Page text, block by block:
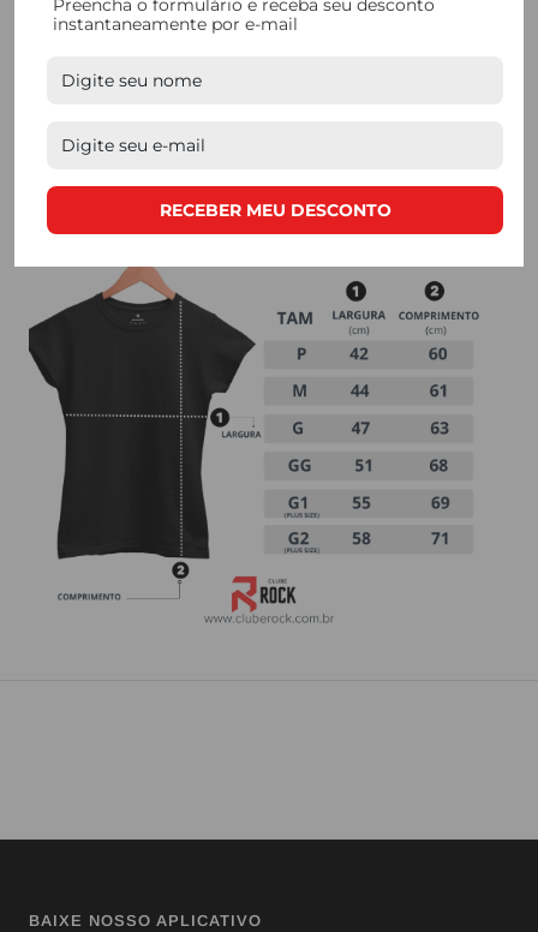
quem busca qualidade. Nossos processos de
BAIXE NOSSO APLICATIVO
instantaneamente por e-mail
RECEBER MEU DESCONTO